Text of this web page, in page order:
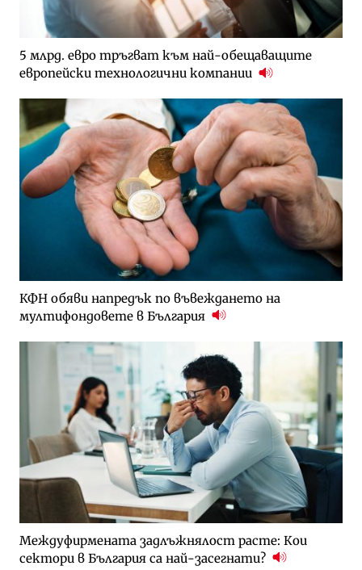
5 млрд. евро тръгват към най-обещаващите
европейски технологични компании
КФН обяви напредък по въвеждането на
мултифондовете в България
Междуфирмената задлъжнялост расте: Кои
сектори в България са най-засегнати?